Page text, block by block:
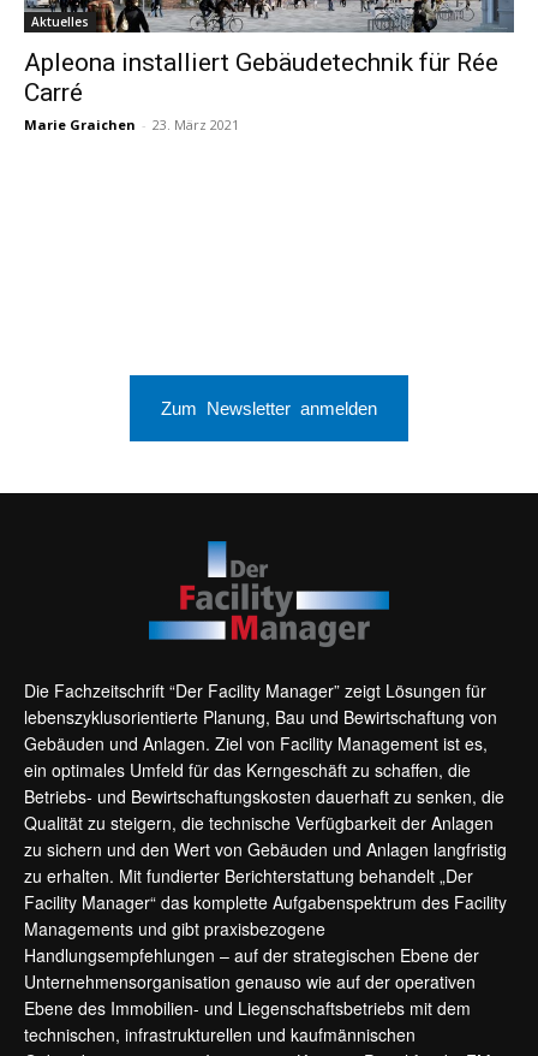
Aktuelles
Apleona installiert Gebäudetechnik für Rée
Carré
Marie Graichen - 23. März 2021
Zum Newsletter anmelden
Die Fachzeitschrift “Der Facility Manager” zeigt Lösungen für
lebenszyklusorientierte Planung, Bau und Bewirtschaftung von
Gebäuden und Anlagen. Ziel von Facility Management ist es,
ein optimales Umfeld für das Kerngeschäft zu schaffen, die
Betriebs- und Bewirtschaftungskosten dauerhaft zu senken, die
Qualität zu steigern, die technische Verfügbarkeit der Anlagen
zu sichern und den Wert von Gebäuden und Anlagen langfristig
zu erhalten. Mit fundierter Berichterstattung behandelt „Der
Facility Manager“ das komplette Aufgabenspektrum des Facility
Managements und gibt praxisbezogene
Handlungsempfehlungen – auf der strategischen Ebene der
Unternehmensorganisation genauso wie auf der operativen
Ebene des Immobilien- und Liegenschaftsbetriebs mit dem
technischen, infrastrukturellen und kaufmännischen